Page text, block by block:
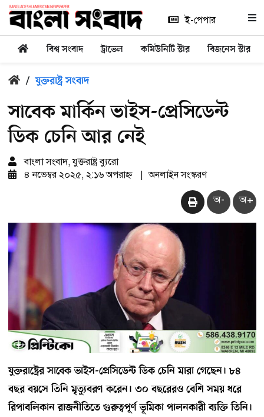
ই-পেপার
বিশ্ব সংবাদ ট্রাভেল কমিউনিটি স্টার বিজনেস স্টার
/ যুক্তরাষ্ট্র সংবাদ
সাবেক মার্কিন ভাইস-প্রেসিডেন্ট
ডিক চেনি আর নেই
বাংলা সংবাদ, যুক্তরাষ্ট্র ব্যুরো
৪ নভেম্বর ২০২৫, ২:১৬ অপরাহ্ন
অনলাইন সংস্করণ
অ- অ+
যুক্তরাষ্ট্রের সাবেক ভাইস-প্রেসিডেন্ট ডিক চেনি মারা গেছেন। ৮৪
বছর বয়সে তিনি মৃত্যুবরণ করেন। ৩০ বছরেরও বেশি সময় ধরে
রিপাবলিকান রাজনীতিতে গুরুত্বপূর্ণ ভূমিকা পালনকারী ব্যক্তি তিনি।